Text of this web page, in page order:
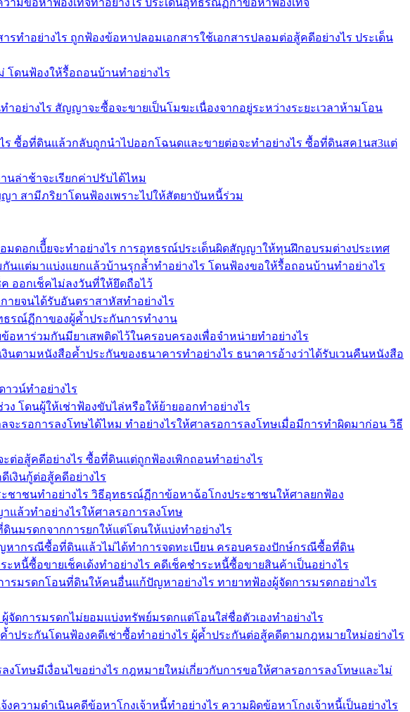
ทำอย่างไร ถูกฟ้องข้อหาปลอมเอกสารใช้เอกสารปลอมต่อสู้คดีอย่างไร ประเด็น
โดนฟ้องให้รื้อถอนบ้านทำอย่างไร
ย่างไร สัญญาจะซื้อจะขายเป็นโมฆะเนื่องจากอยู่ระหว่างระยะเวลาห้ามโอน
ซื้อที่ดินแล้วกลับถูกนำไปออกโฉนดและขายต่อจะทำอย่างไร ซื้อที่ดินสค1นส3แต่
นล่าช้าจะเรียกค่าปรับได้ไหม
สามีภริยาโดนฟ้องเพราะไปให้สัตยาบันหนี้ร่วม
มดอกเบีี้ยจะทำอย่างไร การอุทธรณ์ประเด็นผิดสัญญาให้ทุนฝึกอบรมต่างประเทศ
แต่มาแบ่งแยกแล้วบ้านรุกล้ำทำอย่างไร โดนฟ้องขอให้รื้อถอนบ้านทำอย่างไร
ออกเช็คไม่ลงวันที่ให้ยึดถือไว้
ยจนได้รับอันตราสาหัสทำอย่างไร
ธรณ์ฏีกาของผู้ค้ำประกันการทำงาน
อหาร่วมกันมียาเสพติดไว้ในครอบครองเพื่อจำหน่ายทำอย่างไร
ตามหนังสือค้ำประกันของธนาคารทำอย่างไร ธนาคารอ้างว่าได้รับเวนคืนหนังสือ
าวน์ทำอย่างไร
ง โดนผู้ให้เช่าฟ้องขับไล่หรือให้ย้ายออกทำอย่างไร
ะรอการลงโทษได้ไหม ทำอย่างไรให้ศาลรอการลงโทษเมื่อมีการทำผิดมาก่อน วิธี
อสู้คดีอย่างไร ซื้อที่ดินแต่ถูกฟ้องเพิกถอนทำอย่างไร
เงินกู้ต่อสู้คดีอย่างไร
ชาชนทำอย่างไร วิธีอุทธรณ์ฏีกาข้อหาฉ้อโกงประชาชนให้ศาลยกฟ้อง
แล้วทำอย่างไรให้ศาลรอการลงโทษ
นมรดกจากการยกให้แต่โดนให้แบ่งทำอย่างไร
หากรณีซื้อที่ดินแล้วไม่ได้ทำการจดทะเบียน ครอบครองปักษ์กรณีซื้อที่ดิน
นี้ซื้อขายเช็คเด้งทำอย่างไร คดีเช็คชำระหนี้ซื้อขายสินค้าเป็นอย่างไร
รมรดกโอนที่ดินให้คนอื่นแก้ปัญหาอย่างไร ทายาทฟ้องผู้จัดการมรดกอย่างไร
ดการมรดกไม่ยอมแบ่งทรัพย์มรดกแต่โอนใส่ชื่อตัวเองทำอย่างไร
ระกันโดนฟ้องคดีเช่าซื้อทำอย่างไร ผู้ค้ำประกันต่อสู้คดีตามกฎหมายใหม่อย่างไร
โทษมีเงื่อนไขอย่างไร กฎหมายใหม่เกี่ยวกับการขอให้ศาลรอการลงโทษและไม่
วามดำเนินคดีข้อหาโกงเจ้าหนี้ทำอย่างไร ความผิดข้อหาโกงเจ้าหนี้เป็นอย่างไร